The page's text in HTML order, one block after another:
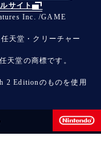
サイト
Inc. /GAME
天堂・クリーチャー
天堂の商標です。
2 Editionのものを使用